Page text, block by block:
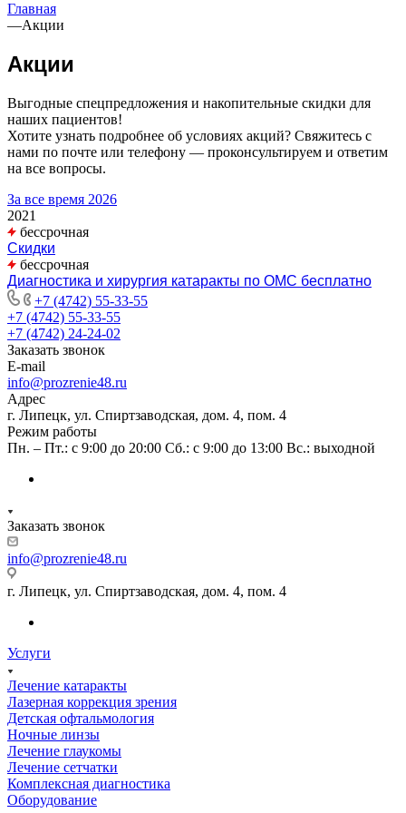
Главная
—Акции
Акции
Выгодные спецпредложения и накопительные скидки для
наших пациентов!
Хотите узнать подробнее об условиях акций? Свяжитесь с
нами по почте или телефону — проконсультируем и ответим
на все вопросы.
За все время 2026
2021
бессрочная
Скидки
бессрочная
Диагностика и хирургия катаракты по ОМС бесплатно
+7 (4742) 55-33-55
+7 (4742) 55-33-55
+7 (4742) 24-24-02
Заказать звонок
E-mail
info@prozrenie48.ru
Адрес
г. Липецк, ул. Спиртзаводская, дом. 4, пом. 4
Режим работы
Пн. – Пт.: с 9:00 до 20:00 Сб.: с 9:00 до 13:00 Вс.: выходной
Заказать звонок
info@prozrenie48.ru
г. Липецк, ул. Спиртзаводская, дом. 4, пом. 4
Услуги
Лечение катаракты
Лазерная коррекция зрения
Детская офтальмология
Ночные линзы
Лечение глаукомы
Лечение сетчатки
Комплексная диагностика
Оборудование